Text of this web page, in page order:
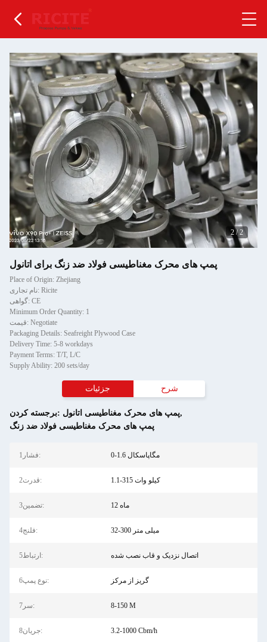
2/2
پمپ های محرک مغناطیسی فولاد ضد زنگ برای اتانول
Place of Origin: Zhejiang
نام تجاری: Ricite
گواهی: CE
Minimum Order Quantity: 1
قیمت: Negotiate
Packaging Details: Seafreight Plywood Case
Delivery Time: 5-8 workdays
Payment Terms: T/T, L/C
Supply Ability: 200 sets/day
جزئیات شرح
برجسته کردن: پمپ های محرک مغناطیسی اتانول,
پمپ های محرک مغناطیسی فولاد ضد زنگ
1فشار: 0-1.6 مگاپاسکال
2قدرت: 1.1-315 کیلو وات
3تضمین: 12 ماه
4فلنج: 32-300 میلی متر
5ارتباط: اتصال نزدیک و قاب نصب شده
6نوع پمپ: گریز از مرکز
7سر: 8-150 M
8جریان: 3.2-1000 Cbm/h